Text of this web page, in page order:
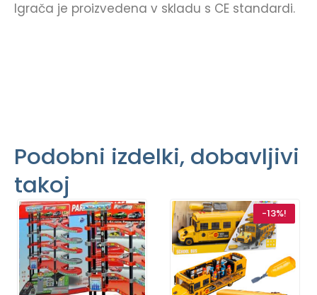
Igrača je proizvedena v skladu s CE standardi.
Podobni izdelki, dobavljivi
takoj
-13%!